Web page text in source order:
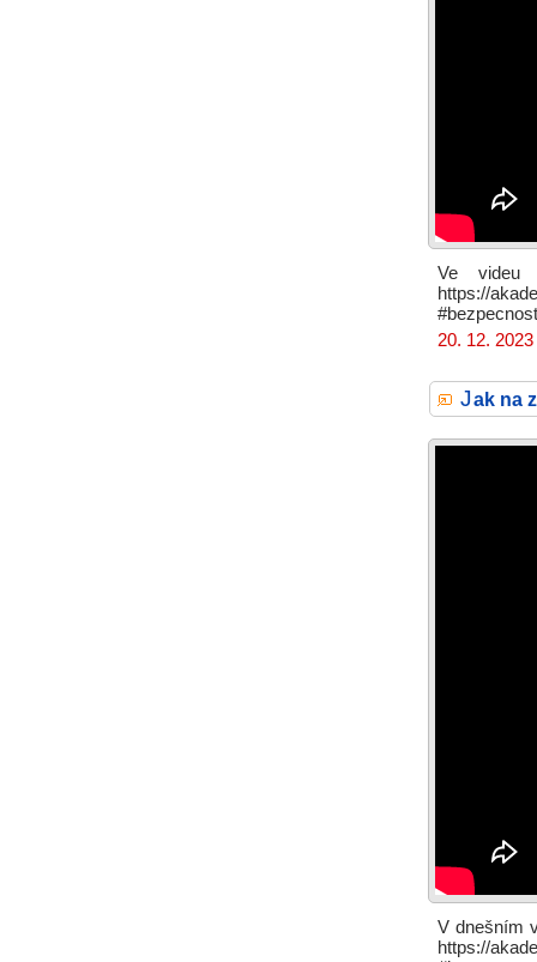
Ve videu
https://
20. 12. 2023
Jak na
V dnešním
https://